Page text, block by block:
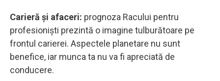
Carieră și afaceri: prognoza Racului pentru
profesioniști prezintă o imagine tulburătoare pe
frontul carierei. Aspectele planetare nu sunt
benefice, iar munca ta nu va fi apreciată de
conducere.